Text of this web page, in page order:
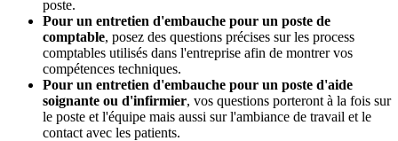
poste.
Pour un entretien d'embauche pour un poste de
comptable, posez des questions précises sur les process
comptables utilisés dans l'entreprise afin de montrer vos
compétences techniques.
Pour un entretien d'embauche pour un poste d'aide
soignante ou d'infirmier, vos questions porteront à la fois sur
le poste et l'équipe mais aussi sur l'ambiance de travail et le
contact avec les patients.